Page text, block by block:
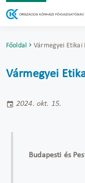
Főoldal
Vármegyei
2024. okt. 15.
Budapesti és